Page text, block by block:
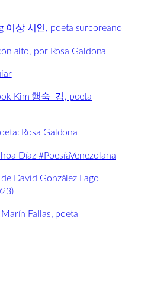
이상 시인, poeta surcoreano
alto, por Rosa Galdona
Kim 행숙 김, poeta
Rosa Galdona
Díaz #PoesíaVenezolana
David González Lago
Fallas, poeta